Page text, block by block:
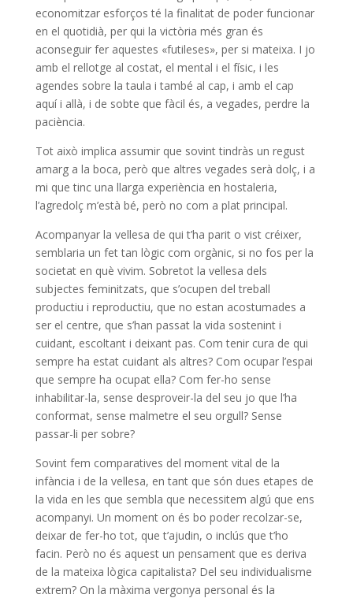
economitzar esforços té la finalitat de poder funcionar
en el quotidià, per qui la victòria més gran és
aconseguir fer aquestes «futileses», per si mateixa. I jo
amb el rellotge al costat, el mental i el físic, i les
agendes sobre la taula i també al cap, i amb el cap
aquí i allà, i de sobte que fàcil és, a vegades, perdre la
paciència.
Tot això implica assumir que sovint tindràs un regust
amarg a la boca, però que altres vegades serà dolç, i a
mi que tinc una llarga experiència en hostaleria,
l’agredolç m’està bé, però no com a plat principal.
Acompanyar la vellesa de qui t’ha parit o vist créixer,
semblaria un fet tan lògic com orgànic, si no fos per la
societat en què vivim. Sobretot la vellesa dels
subjectes feminitzats, que s’ocupen del treball
productiu i reproductiu, que no estan acostumades a
ser el centre, que s’han passat la vida sostenint i
cuidant, escoltant i deixant pas. Com tenir cura de qui
sempre ha estat cuidant als altres? Com ocupar l’espai
que sempre ha ocupat ella? Com fer-ho sense
inhabilitar-la, sense desproveir-la del seu jo que l’ha
conformat, sense malmetre el seu orgull? Sense
passar-li per sobre?
Sovint fem comparatives del moment vital de la
infància i de la vellesa, en tant que són dues etapes de
la vida en les que sembla que necessitem algú que ens
acompanyi. Un moment on és bo poder recolzar-se,
deixar de fer-ho tot, que t’ajudin, o inclús que t’ho
facin. Però no és aquest un pensament que es deriva
de la mateixa lògica capitalista? Del seu individualisme
extrem? On la màxima vergonya personal és la